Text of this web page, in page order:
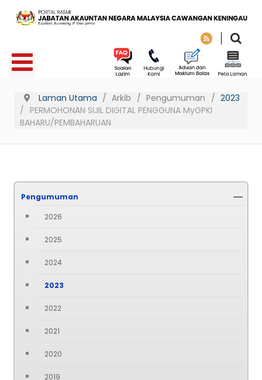
Laman Utama Arkib Pengumuman
2023
PERMOHONAN SIJIL DIGITAL PENGGUNA MyGPKI
BAHARU/PEMBAHARUAN
Pengumuman
2026
2025
2024
2023
2022
2021
2020
2019